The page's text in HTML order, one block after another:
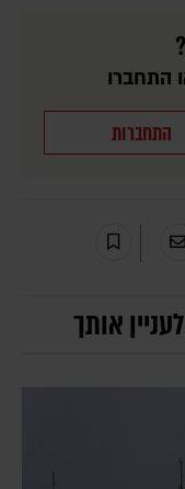
התחברו
התחברות
אותך